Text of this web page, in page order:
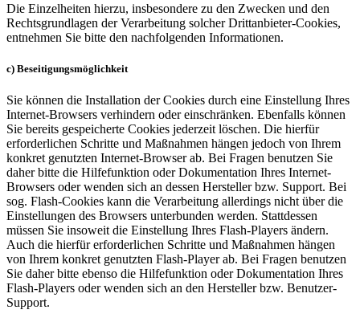
Die Einzelheiten hierzu, insbesondere zu den Zwecken und den
Rechtsgrundlagen der Verarbeitung solcher Drittanbieter-Cookies,
entnehmen Sie bitte den nachfolgenden Informationen.
c) Beseitigungsmöglichkeit
Sie können die Installation der Cookies durch eine Einstellung Ihres
Internet-Browsers verhindern oder einschränken. Ebenfalls können
Sie bereits gespeicherte Cookies jederzeit löschen. Die hierfür
erforderlichen Schritte und Maßnahmen hängen jedoch von Ihrem
konkret genutzten Internet-Browser ab. Bei Fragen benutzen Sie
daher bitte die Hilfefunktion oder Dokumentation Ihres Internet-
Browsers oder wenden sich an dessen Hersteller bzw. Support. Bei
sog. Flash-Cookies kann die Verarbeitung allerdings nicht über die
Einstellungen des Browsers unterbunden werden. Stattdessen
müssen Sie insoweit die Einstellung Ihres Flash-Players ändern.
Auch die hierfür erforderlichen Schritte und Maßnahmen hängen
von Ihrem konkret genutzten Flash-Player ab. Bei Fragen benutzen
Sie daher bitte ebenso die Hilfefunktion oder Dokumentation Ihres
Flash-Players oder wenden sich an den Hersteller bzw. Benutzer-
Support.